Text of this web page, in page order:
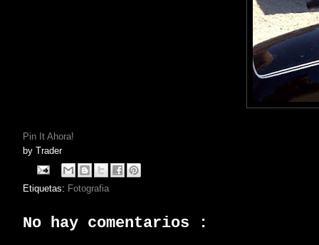
Pin It Ahora!
by Trader
Etiquetas: Fotografia
No hay comentarios :